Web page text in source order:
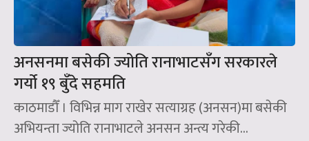
अनसनमा बसेकी ज्योति रानाभाटसँग सरकारले
गर्यो १९ बुँदे सहमति
काठमाडौँ । विभिन्न माग राखेर सत्याग्रह (अनसन)मा बसेकी
अभियन्ता ज्योति रानाभाटले अनसन अन्त्य गरेकी...